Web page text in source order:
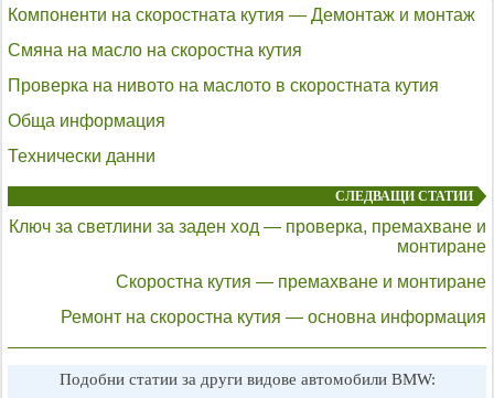
Компоненти на скоростната кутия — Демонтаж и монтаж
Смяна на масло на скоростна кутия
Проверка на нивото на маслото в скоростната кутия
Обща информация
Технически данни
СЛЕДВАЩИ СТАТИИ
Ключ за светлини за заден ход — проверка, премахване и
монтиране
Скоростна кутия — премахване и монтиране
Ремонт на скоростна кутия — основна информация
Подобни статии за други видове автомобили BMW: